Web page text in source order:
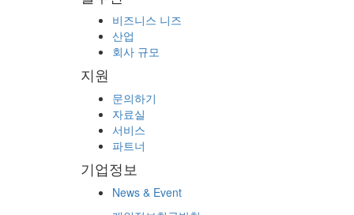
비즈니스 니즈
산업
회사 규모
지원
문의하기
자료실
서비스
파트너
기업정보
News & Event